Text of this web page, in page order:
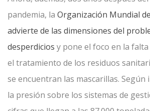
pandemia, la Organización Mundial
advierte de las dimensiones del
desperdicios y pone el foco en la
el tratamiento de los residuos
se encuentran las mascarillas. Según
la presión sobre los sistemas de